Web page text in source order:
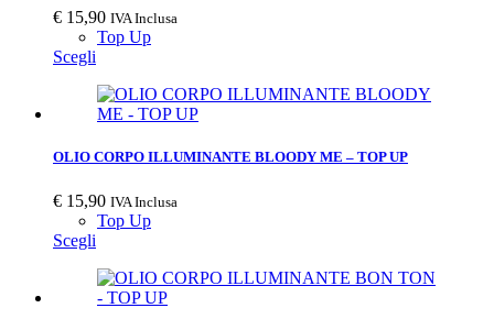
€ 15,90 IVA Inclusa
Top Up
Scegli
OLIO CORPO ILLUMINANTE BLOODY ME – TOP UP
€ 15,90 IVA Inclusa
Top Up
Scegli